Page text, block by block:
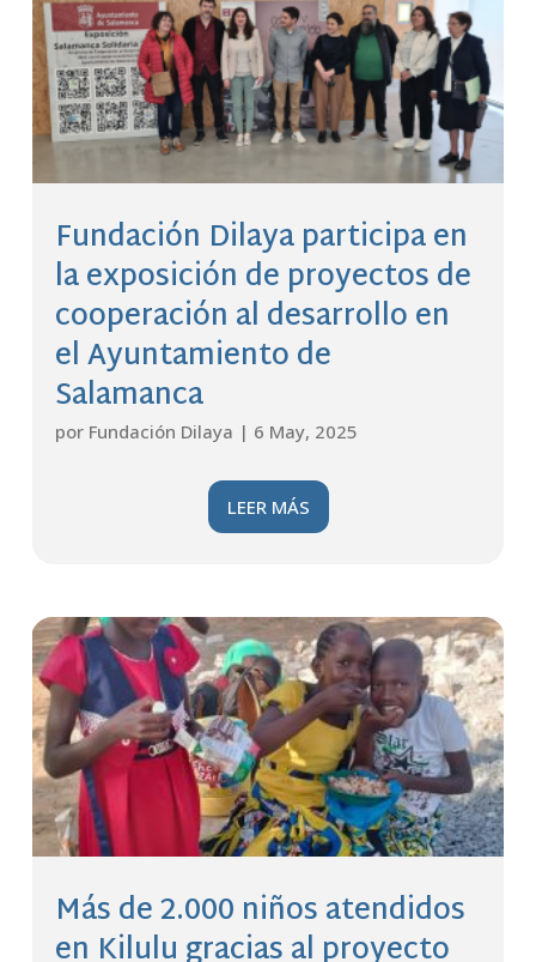
Fundación Dilaya participa en
la exposición de proyectos de
cooperación al desarrollo en
el Ayuntamiento de
Salamanca
por Fundación Dilaya | 6 May, 2025
LEER MÁS
Más de 2.000 niños atendidos
en Kilulu gracias al proyecto